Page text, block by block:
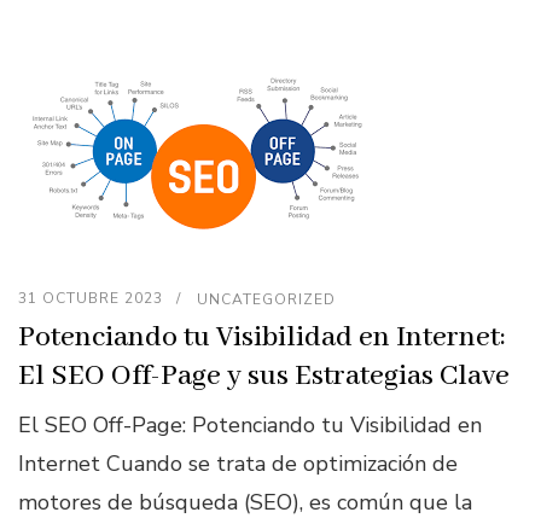
31 OCTUBRE 2023 UNCATEGORIZED
Potenciando tu Visibilidad en Internet:
El SEO Off-Page y sus Estrategias Clave
El SEO Off-Page: Potenciando tu Visibilidad en
Internet Cuando se trata de optimización de
motores de búsqueda (SEO), es común que la